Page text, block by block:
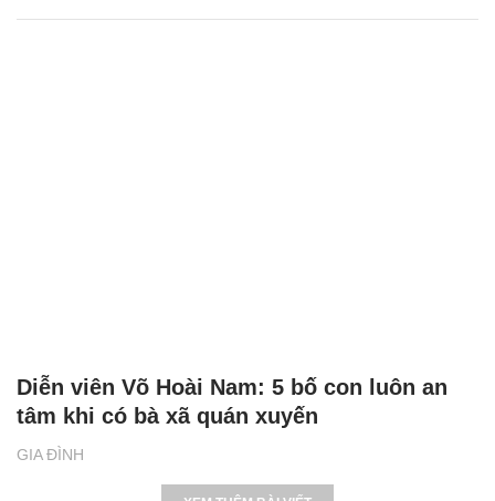
GIA ĐÌNH
Diễn viên Võ Hoài Nam: 5 bố con luôn an
tâm khi có bà xã quán xuyến